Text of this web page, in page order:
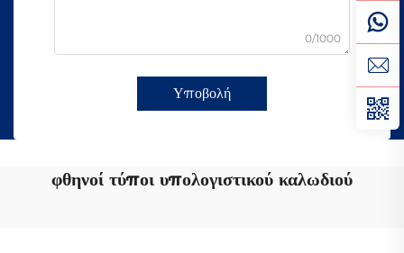
0/1000
Υποβολή
φθηνοί τύποι υπολογιστικού καλωδιού